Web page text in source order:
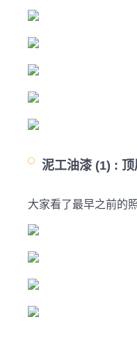
泥工油漆 (1) :
大家看了最早之前的